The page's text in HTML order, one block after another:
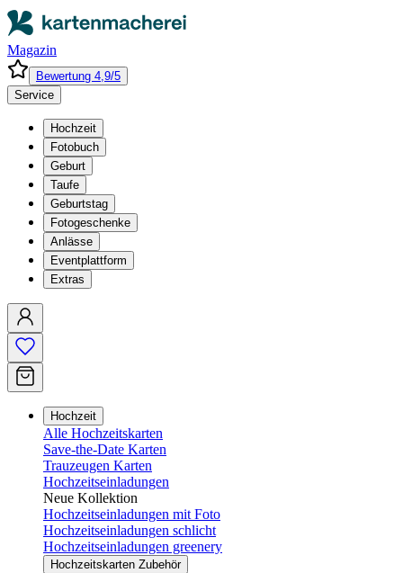
Magazin
Bewertung 4,9/5
Service
Hochzeit
Fotobuch
Geburt
Taufe
Geburtstag
Fotogeschenke
Anlässe
Eventplattform
Extras
Hochzeit
Alle Hochzeitskarten
Save-the-Date Karten
Trauzeugen Karten
Hochzeitseinladungen
Neue Kollektion
Hochzeitseinladungen mit Foto
Hochzeitseinladungen schlicht
Hochzeitseinladungen greenery
Hochzeitskarten Zubehör